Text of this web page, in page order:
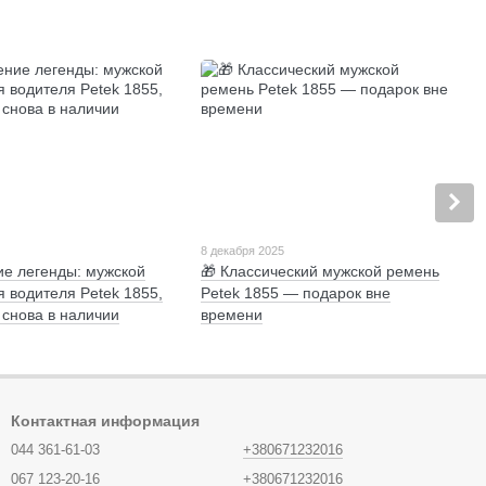
легенды: мужской
водителя Petek 1855,
в наличии
8 декабря 2025
🎁 Классический мужской ремень
Petek 1855 — подарок вне
времени
Контактная информация
044 361-61-03
067 123-20-16
+380671232016
+380671232016